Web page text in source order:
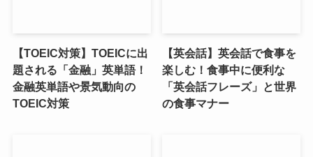
【TOEIC対策】TOEICに出
題される「金融」英単語！
金融英単語や景気動向の
TOEIC対策
【英会話】英会話で食事を
楽しむ！食事中に便利な
「英会話フレーズ」と世界
の食事マナー